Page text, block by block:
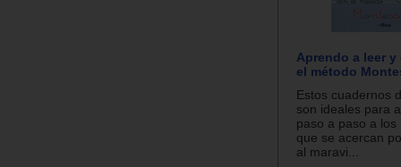
Aprendo a leer
el método
Estos cuadernos
son ideales para
paso a paso a los
que se acercan
al maravi...